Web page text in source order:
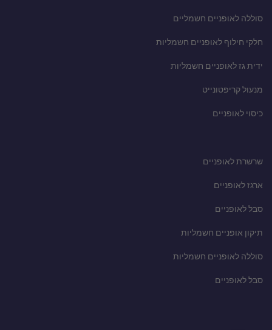
סוללה לאופניים חשמליים
חלקי חילוף לאופניים חשמליות
ידית גז לאופניים חשמליות
מנעול קריפטונייט
כיסוי לאופניים
שרשרת לאופניים
ארגז לאופניים
סבל לאופניים
תיקון אופניים חשמליות
סוללה לאופניים חשמליות
סבל לאופניים